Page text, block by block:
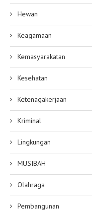
Hewan
Keagamaan
Kemasyarakatan
Kesehatan
Ketenagakerjaan
Kriminal
Lingkungan
MUSIBAH
Olahraga
Pembangunan